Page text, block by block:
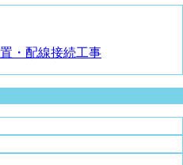
・配線接続工事